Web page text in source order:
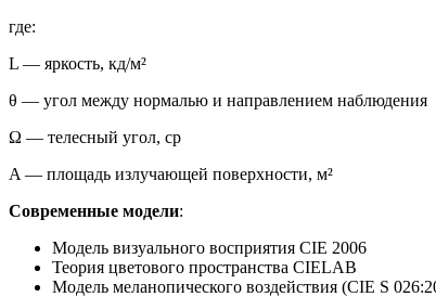
где:
L — яркость, кд/м²
θ — угол между нормалью и направлением наблюдения
Ω — телесный угол, ср
A — площадь излучающей поверхности, м²
Современные модели:
Модель визуального восприятия CIE 2006
Теория цветового пространства CIELAB
Модель меланопического воздействия (CIE S